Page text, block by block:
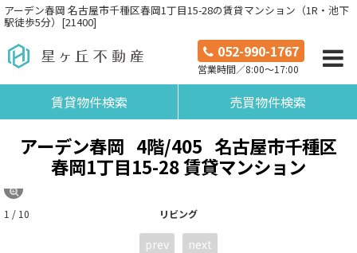
アーデン春岡 名古屋市千種区春岡1丁目15-28の賃貸マンション（1R・池下
駅徒歩5分）[21400]
052-990-1767
営業時間／8:00～17:00
賃貸物件検索 売買物件検索
アーデン春岡 4階/405 名古屋市千種区
春岡1丁目15-28 賃貸マンション
リビング
1 / 10
prev next